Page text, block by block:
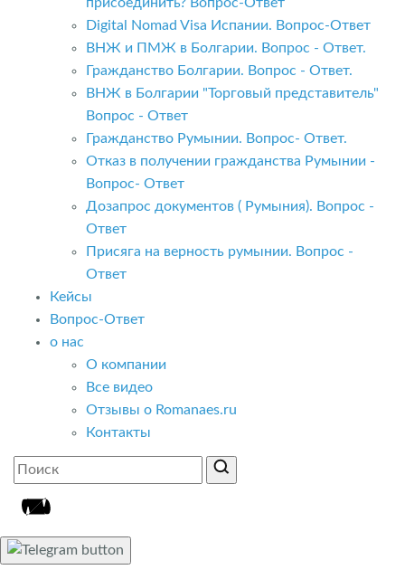
Digital Nomad Visa Испании. Вопрос-Ответ
ВНЖ и ПМЖ в Болгарии. Вопрос - Ответ.
Гражданство Болгарии. Вопрос - Ответ.
ВНЖ в Болгарии "Торговый представитель"
Вопрос - Ответ
Гражданство Румынии. Вопрос- Ответ.
Отказ в получении гражданства Румынии -
Вопрос- Ответ
Дозапрос документов ( Румыния). Вопрос -
Ответ
Присяга на верность румынии. Вопрос -
Ответ
Кейсы
Вопрос-Ответ
о нас
О компании
Все видео
Отзывы о Romanaes.ru
Контакты